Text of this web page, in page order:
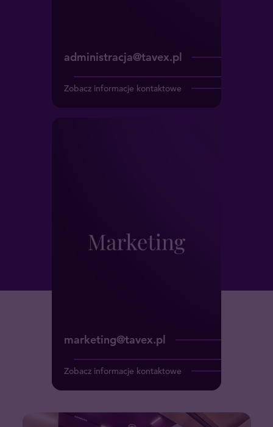
administracja@tavex.pl
Zobacz informacje kontaktowe
marketing@tavex.pl
Zobacz informacje kontaktowe